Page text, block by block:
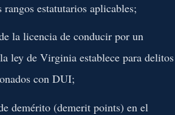
rangos estatutarios aplicables;
la licencia de conducir por un
ley de Virginia establece para delitos
con DUI;
demérito (demerit points) en el